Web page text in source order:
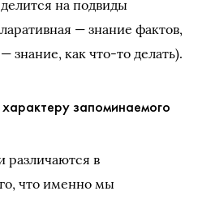
на подвиды
— знание фактов,
знание, как что-то делать).
запоминаемого
различаются в
что именно мы